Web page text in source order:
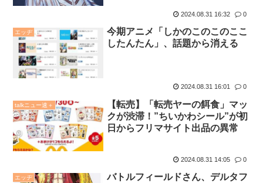
2024.08.31 16:32 0
エッヂ
今期アニメ「しかのこのこのここ
したんたん」、話題から消える
2024.08.31 16:01 0
talkニュー速＋
【転売】「転売ヤーの餌食」マッ
クが渋滞！”ちいかわシール”が初
日からフリマサイト出品の異常
2024.08.31 14:05 0
エッヂ
バトルフィールドさん、デルタフ